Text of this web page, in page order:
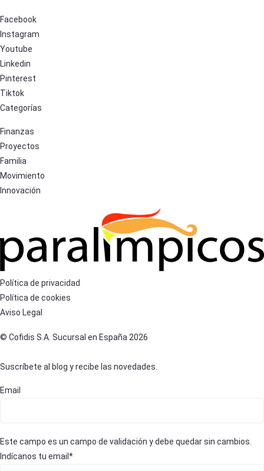
Facebook
Instagram
Youtube
Linkedin
Pinterest
Tiktok
Categorías
Finanzas
Proyectos
Familia
Movimiento
Innovación
Política de privacidad
Política de cookies
Aviso Legal
© Cofidis S.A. Sucursal en España 2026
Suscríbete al blog y recibe las novedades.
Email
Este campo es un campo de validación y debe quedar sin cambios.
Indícanos tu email *